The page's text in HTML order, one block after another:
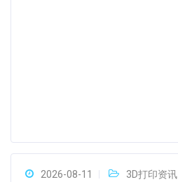
2026-08-11 3D打印资讯